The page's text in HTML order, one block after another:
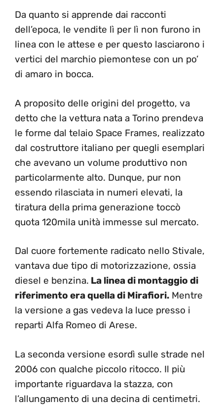
Da quanto si apprende dai racconti
dell’epoca, le vendite lì per lì non furono in
linea con le attese e per questo lasciarono i
vertici del marchio piemontese con un po’
di amaro in bocca.
A proposito delle origini del progetto, va
detto che la vettura nata a Torino prendeva
le forme dal telaio Space Frames, realizzato
dal costruttore italiano per quegli esemplari
che avevano un volume produttivo non
particolarmente alto. Dunque, pur non
essendo rilasciata in numeri elevati, la
tiratura della prima generazione toccò
quota 120mila unità immesse sul mercato.
Dal cuore fortemente radicato nello Stivale,
vantava due tipo di motorizzazione, ossia
diesel e benzina. La linea di montaggio di
riferimento era quella di Mirafiori. Mentre
la versione a gas vedeva la luce presso i
reparti Alfa Romeo di Arese.
La seconda versione esordì sulle strade nel
2006 con qualche piccolo ritocco. Il più
importante riguardava la stazza, con
l’allungamento di una decina di centimetri.